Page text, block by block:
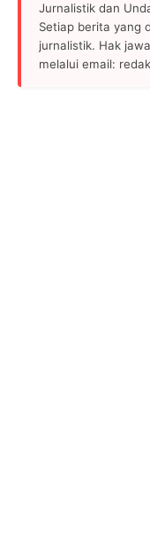
Jurnalistik dan
Setiap berita yang
jurnalistik. Hak
melalui email: